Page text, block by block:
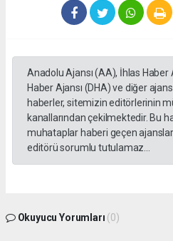
Anadolu Ajansı (AA), İhlas Haber
Haber Ajansı (DHA) ve diğer
haberler, sitemizin editörlerinin
kanallarından çekilmektedir. Bu
muhataplar haberi geçen
editörü sorumlu tutulamaz...
Okuyucu Yorumları (0)